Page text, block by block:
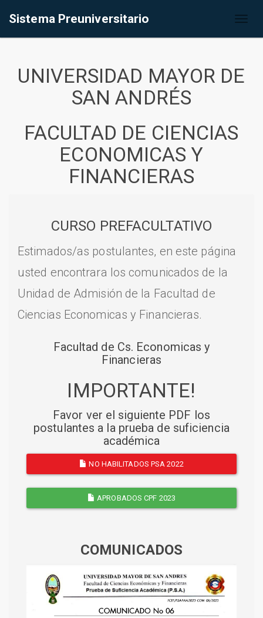
Sistema Preuniversitario
UNIVERSIDAD MAYOR DE
SAN ANDRÉS
FACULTAD DE CIENCIAS
ECONOMICAS Y
FINANCIERAS
CURSO PREFACULTATIVO
Estimados/as postulantes, en este página
usted encontrara los comunicados de la
Unidad de Admisión de la Facultad de
Ciencias Economicas y Financieras.
Facultad de Cs. Economicas y
Financieras
IMPORTANTE!
Favor ver el siguiente PDF los
postulantes a la prueba de suficiencia
académica
NO HABILITADOS PSA 2022
APROBADOS CPF 2023
COMUNICADOS